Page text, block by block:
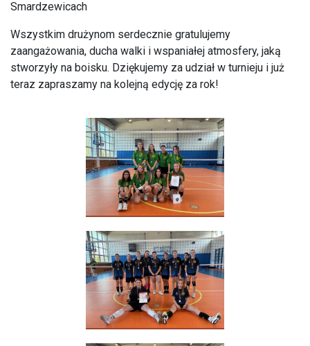
Smardzewicach
Wszystkim drużynom serdecznie gratulujemy
zaangażowania, ducha walki i wspaniałej atmosfery, jaką
stworzyły na boisku. Dziękujemy za udział w turnieju i już
teraz zapraszamy na kolejną edycję za rok!